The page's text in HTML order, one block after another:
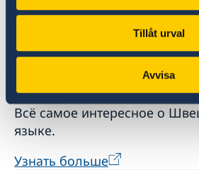
Tillåt urval
Avvisa
Всё самое интересное о
языке.
Узнать больше